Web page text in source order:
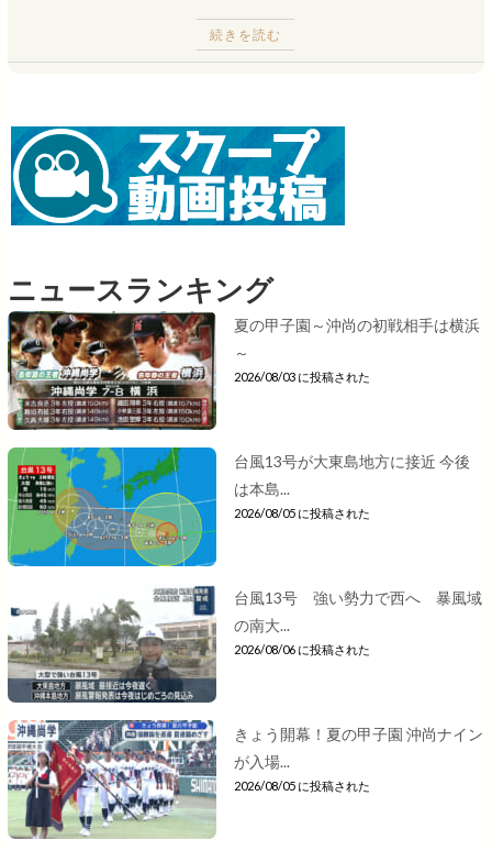
続きを読む
ニュースランキング
夏の甲子園～沖尚の初戦相手は横浜
～
2026/08/03 に投稿された
台風13号が大東島地方に接近 今後
は本島...
2026/08/05 に投稿された
台風13号 強い勢力で西へ 暴風域
の南大...
2026/08/06 に投稿された
きょう開幕！夏の甲子園 沖尚ナイン
が入場...
2026/08/05 に投稿された